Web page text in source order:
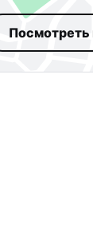
Посмотреть